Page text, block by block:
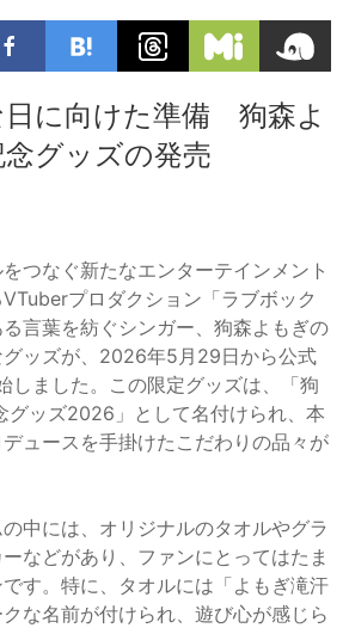
日に向けた準備 狗森よ
グッズの発売
つなぐ新たなエンターテインメント
プロダクション「ラブボック
言葉を紡ぐシンガー、狗森よもぎの
ッズが、2026年5月29日から公式
しました。この限定グッズは、「狗
グッズ2026」として名付けられ、本
ュースを手掛けたこだわりの品々が
中には、オリジナルのタオルやグラ
などがあり、ファンにとってはたま
す。特に、タオルには「よもぎ滝汗
な名前が付けられ、遊び心が感じら